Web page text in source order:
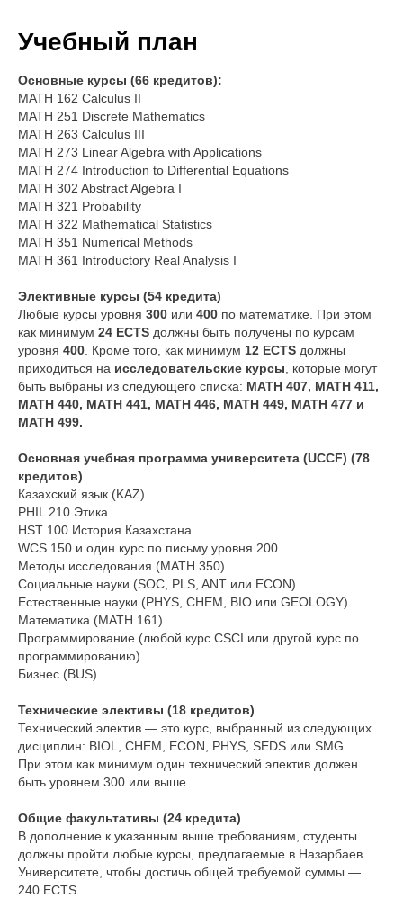
Учебный план
Основные курсы (66 кредитов):
MATH 162 Calculus II
MATH 251 Discrete Mathematics
MATH 263 Calculus III
MATH 273 Linear Algebra with Applications
MATH 274 Introduction to Differential Equations
MATH 302 Abstract Algebra I
MATH 321 Probability
MATH 322 Mathematical Statistics
MATH 351 Numerical Methods
MATH 361 Introductory Real Analysis I
Элективные курсы (54 кредита)
Любые курсы уровня 300 или 400 по математике. При этом
как минимум 24 ECTS должны быть получены по курсам
уровня 400 . Кроме того, как минимум 12 ECTS должны
приходиться на исследовательские курсы , которые могут
быть выбраны из следующего списка: MATH 407, MATH 411,
MATH 440, MATH 441, MATH 446, MATH 449, MATH 477 и
MATH 499.
Основная учебная программа университета (UCCF) (78
кредитов)
Казахский язык (KAZ)
PHIL 210 Этика
HST 100 История Казахстана
WCS 150 и один курс по письму уровня 200
Методы исследования (MATH 350)
Социальные науки (SOC, PLS, ANT или ECON)
Естественные науки (PHYS, CHEM, BIO или GEOLOGY)
Математика (MATH 161)
Программирование (любой курс CSCI или другой курс по
программированию)
Бизнес (BUS)
Технические элективы (18 кредитов)
Технический электив — это курс, выбранный из следующих
дисциплин: BIOL, CHEM, ECON, PHYS, SEDS или SMG.
При этом как минимум один технический электив должен
быть уровнем 300 или выше.
Общие факультативы (24 кредита)
В дополнение к указанным выше требованиям, студенты
должны пройти любые курсы, предлагаемые в Назарбаев
Университете, чтобы достичь общей требуемой суммы —
240 ECTS.